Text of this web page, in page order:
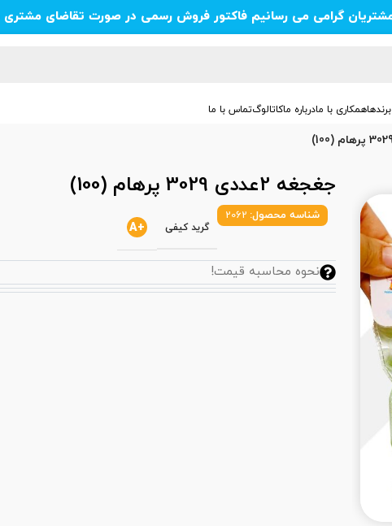
مشتریان گرامی می رسانیم فاکتور فروش رسمی در صورت تقاضای مشتری
همکاری با مادرباره ماکاتالوگتماس با ما
جغجغه 2عددی 3029 پرهام (100)
شناسه محصول: 2062
گرید کیفی +A
نحوه محاسبه قیمت!